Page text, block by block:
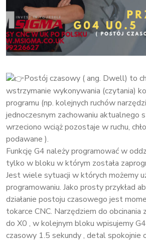
Postój czasowy ( ang. Dwell) to
wstrzymanie wykonywania (czytania)
programu (np. kolejnych ruchów
jednoczesnym zachowaniu aktualnego
wrzeciono wciąż pozostaje w ruchu,
podawane ).
Funkcję G4 należy programować w
tylko w bloku w którym została
Jest wiele sytuacji w których możemy
programowaniu. Jako prosty przykład
działanie postoju czasowego jest
tokarce CNC. Narzędziem do obcinania
do X0 , w kolejnym bloku wpisujemy
czasowy 1.5 sekundy , detal spokojnie